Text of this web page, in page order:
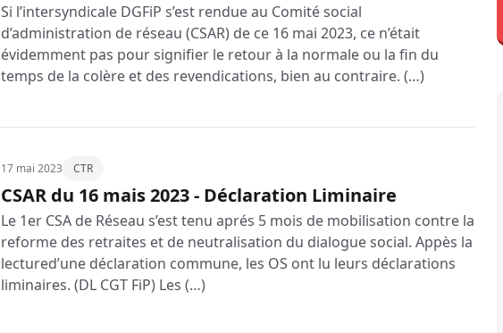
Si l’intersyndicale DGFiP s’est rendue au Comité social
d’administration de réseau (CSAR) de ce 16 mai 2023, ce n’était
évidemment pas pour signifier le retour à la normale ou la fin du
temps de la colère et des revendications, bien au contraire. (…)
17 mai 2023 CTR
CSAR du 16 mais 2023 - Déclaration Liminaire
Le 1er CSA de Réseau s’est tenu aprés 5 mois de mobilisation contre la
reforme des retraites et de neutralisation du dialogue social. Appès la
lectured’une déclaration commune, les OS ont lu leurs déclarations
liminaires. (DL CGT FiP) Les (…)